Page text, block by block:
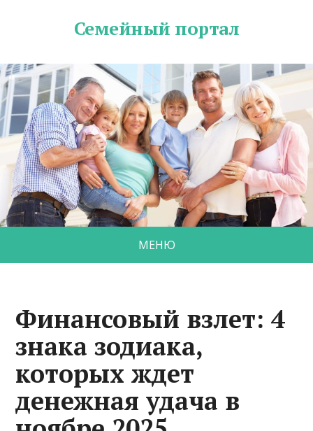
Семейный портал
МЕНЮ
Финансовый взлет: 4
знака зодиака,
которых ждет
денежная удача в